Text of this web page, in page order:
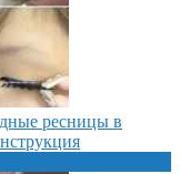
ресницы в